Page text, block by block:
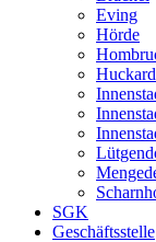
Eving
Hörde
SGK
Geschäftsstelle